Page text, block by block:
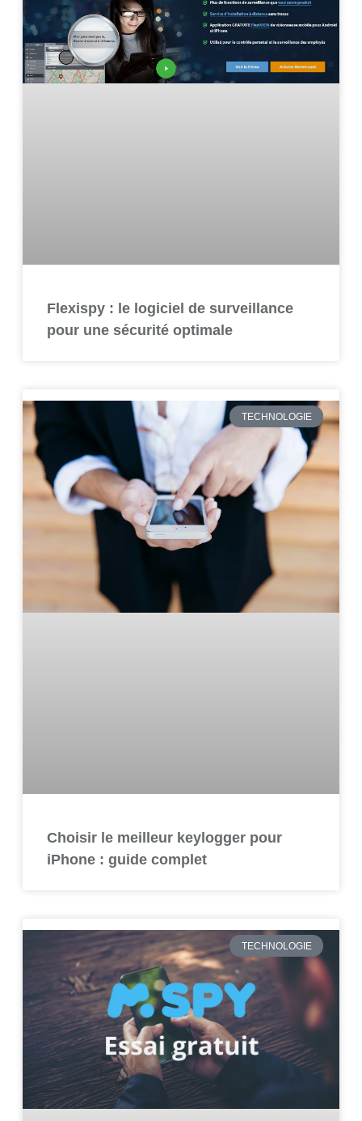
Flexispy : le logiciel de surveillance
pour une sécurité optimale
TECHNOLOGIE
Choisir le meilleur keylogger pour
iPhone : guide complet
TECHNOLOGIE